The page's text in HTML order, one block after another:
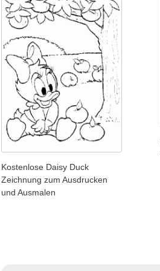
Kostenlose Daisy Duck
Zeichnung zum Ausdrucken
und Ausmalen